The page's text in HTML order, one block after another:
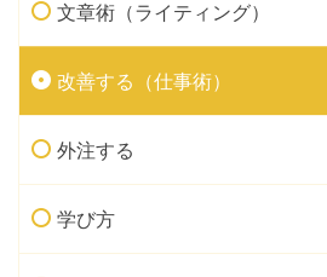
文章術（ライティング）
改善する（仕事術）
外注する
学び方